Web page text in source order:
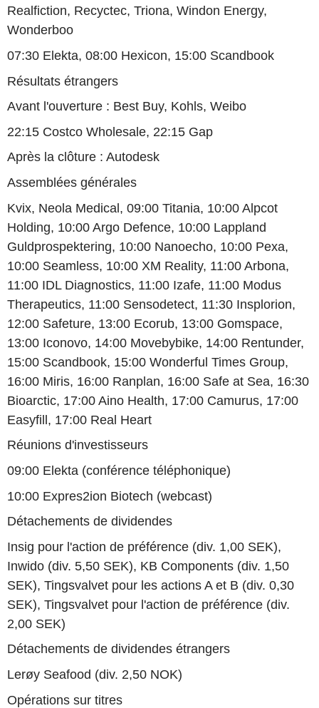
Realfiction, Recyctec, Triona, Windon Energy,
Wonderboo
07:30 Elekta, 08:00 Hexicon, 15:00 Scandbook
Résultats étrangers
Avant l'ouverture : Best Buy, Kohls, Weibo
22:15 Costco Wholesale, 22:15 Gap
Après la clôture : Autodesk
Assemblées générales
Kvix, Neola Medical, 09:00 Titania, 10:00 Alpcot
Holding, 10:00 Argo Defence, 10:00 Lappland
Guldprospektering, 10:00 Nanoecho, 10:00 Pexa,
10:00 Seamless, 10:00 XM Reality, 11:00 Arbona,
11:00 IDL Diagnostics, 11:00 Izafe, 11:00 Modus
Therapeutics, 11:00 Sensodetect, 11:30 Insplorion,
12:00 Safeture, 13:00 Ecorub, 13:00 Gomspace,
13:00 Iconovo, 14:00 Movebybike, 14:00 Rentunder,
15:00 Scandbook, 15:00 Wonderful Times Group,
16:00 Miris, 16:00 Ranplan, 16:00 Safe at Sea, 16:30
Bioarctic, 17:00 Aino Health, 17:00 Camurus, 17:00
Easyfill, 17:00 Real Heart
Réunions d'investisseurs
09:00 Elekta (conférence téléphonique)
10:00 Expres2ion Biotech (webcast)
Détachements de dividendes
Insig pour l'action de préférence (div. 1,00 SEK),
Inwido (div. 5,50 SEK), KB Components (div. 1,50
SEK), Tingsvalvet pour les actions A et B (div. 0,30
SEK), Tingsvalvet pour l'action de préférence (div.
2,00 SEK)
Détachements de dividendes étrangers
Lerøy Seafood (div. 2,50 NOK)
Opérations sur titres